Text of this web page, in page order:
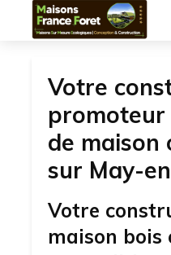
Votre
de maison
sur May-
Votre
maison bois